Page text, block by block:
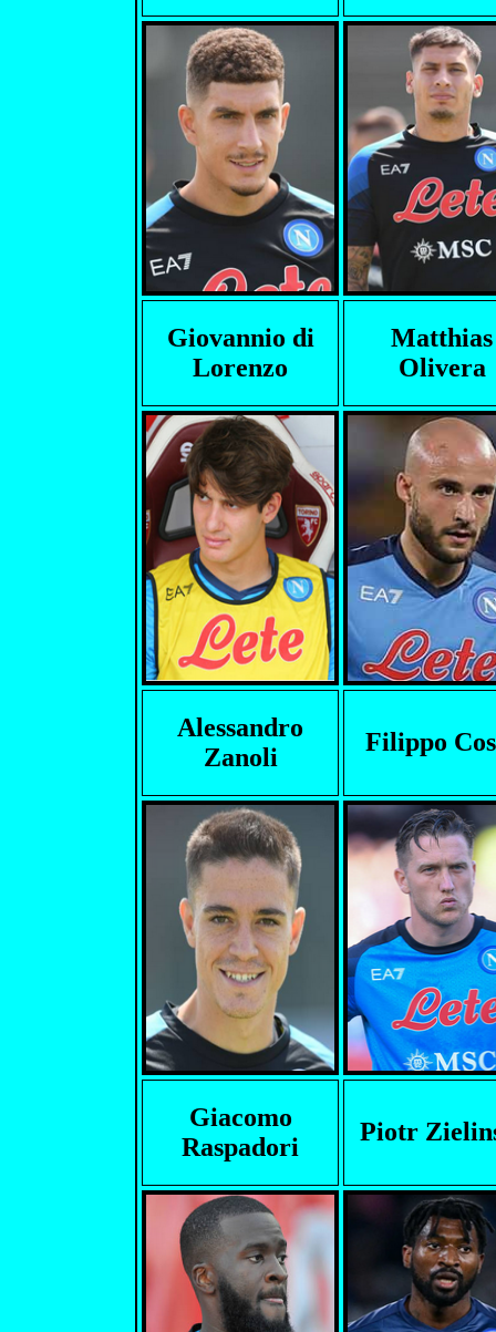
Giovannio di
Lorenzo
Matthias
Olivera
Alessandro
Zanoli
Filippo
Giacomo
Raspadori
Piotr